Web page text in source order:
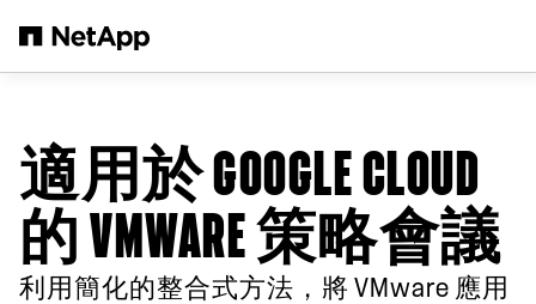
適用於 GOOGLE CLOUD
的 VMWARE 策略會議
利用簡化的整合式方法，將 VMware 應用